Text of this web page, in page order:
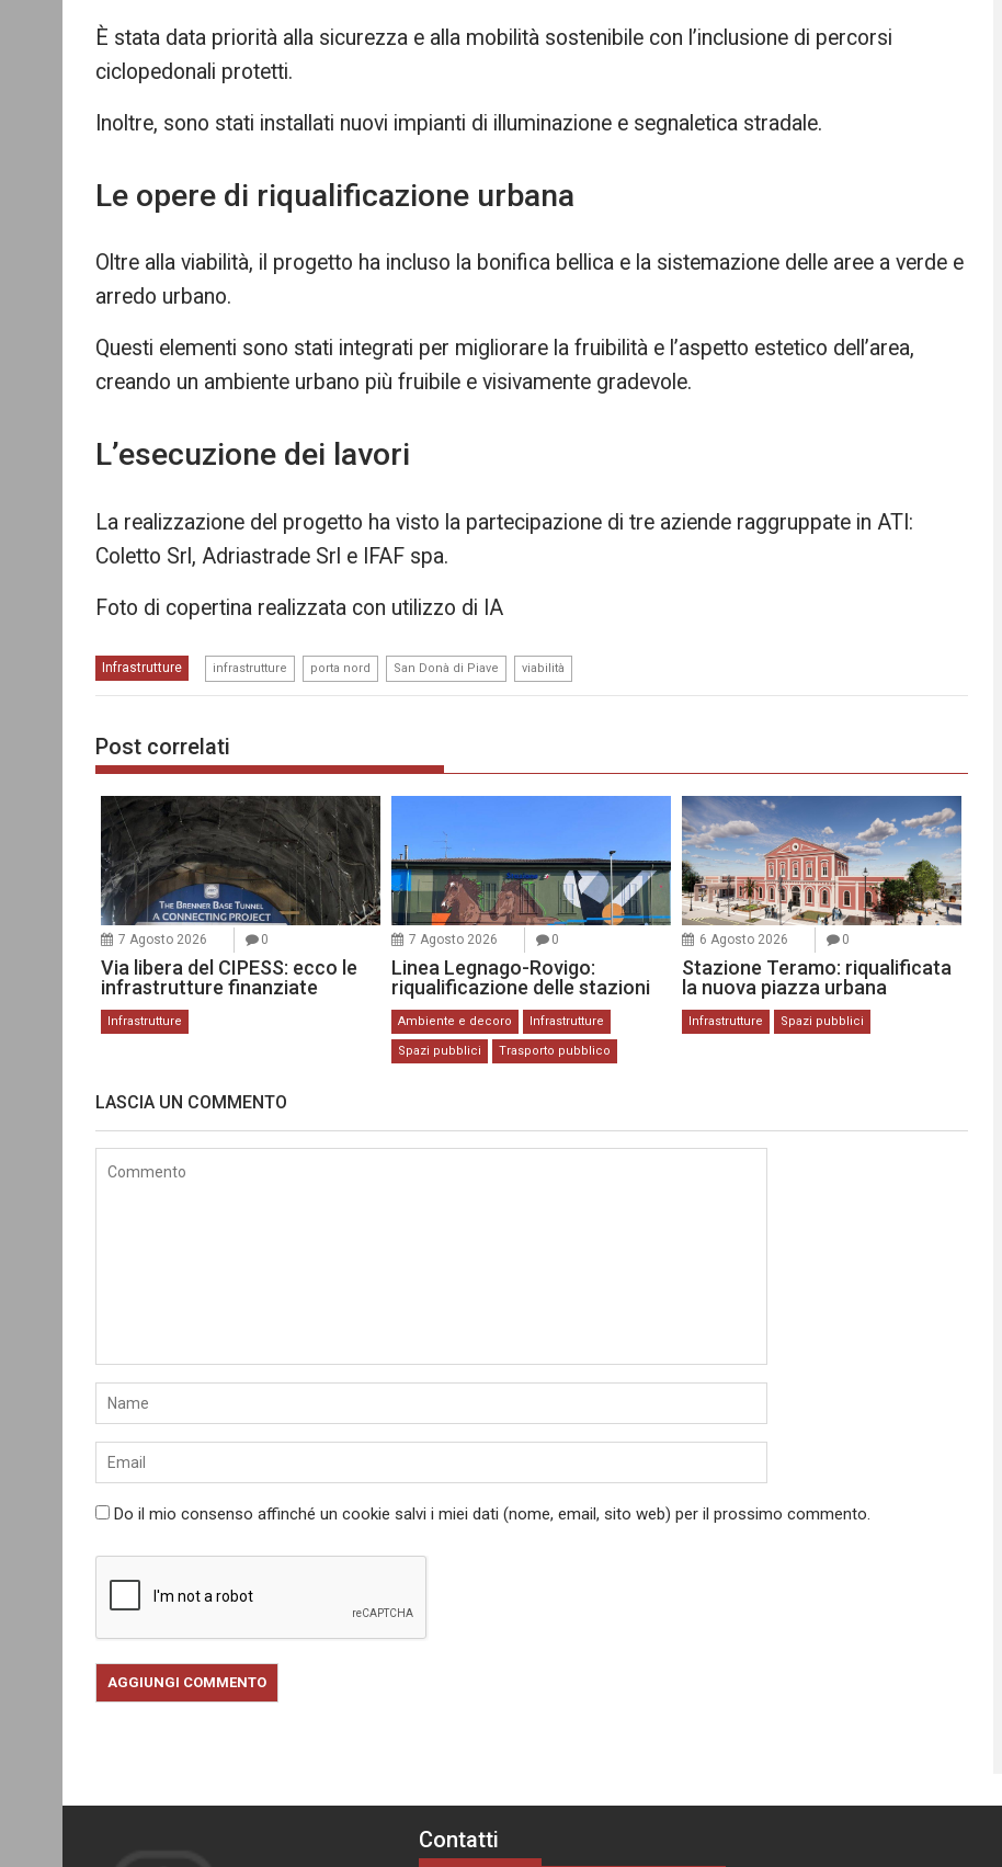
È stata data priorità alla sicurezza e alla mobilità sostenibile con l’inclusione di percorsi
ciclopedonali protetti.
Inoltre, sono stati installati nuovi impianti di illuminazione e segnaletica stradale.
Le opere di riqualificazione urbana
Oltre alla viabilità, il progetto ha incluso la bonifica bellica e la sistemazione delle aree a verde e
arredo urbano.
Questi elementi sono stati integrati per migliorare la fruibilità e l’aspetto estetico dell’area,
creando un ambiente urbano più fruibile e visivamente gradevole.
L’esecuzione dei lavori
La realizzazione del progetto ha visto la partecipazione di tre aziende raggruppate in ATI:
Coletto Srl, Adriastrade Srl e IFAF spa.
Foto di copertina realizzata con utilizzo di IA
Infrastrutture infrastrutture porta nord San Donà di Piave viabilità
Post correlati
7 Agosto 2026 0
Via libera del CIPESS: ecco le
infrastrutture finanziate
Infrastrutture
7 Agosto 2026 0
Linea Legnago-Rovigo:
riqualificazione delle stazioni
Ambiente e decoro Infrastrutture
Spazi pubblici Trasporto pubblico
6 Agosto 2026 0
Stazione Teramo: riqualificata
la nuova piazza urbana
Infrastrutture Spazi pubblici
LASCIA UN COMMENTO
Do il mio consenso affinché un cookie salvi i miei dati (nome, email, sito web) per il prossimo commento.
Contatti